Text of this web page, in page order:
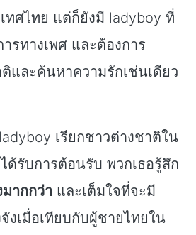
ทศไทย แต่ก็ยังมี ladyboy ที่
รทางเพศ และต้องการ
และค้นหาความรักเช่นเดียว
เรียกชาวต่างชาติใน
ด้รับการต้อนรับ พวกเธอรู้สึก
มากกว่า และเต็มใจที่จะมี
งเมื่อเทียบกับผู้ชายไทยใน